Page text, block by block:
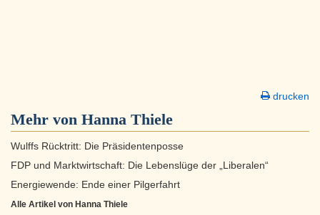
drucken
Mehr von Hanna Thiele
Wulffs Rücktritt: Die Präsidentenposse
FDP und Marktwirtschaft: Die Lebenslüge der „Liberalen“
Energiewende: Ende einer Pilgerfahrt
Alle Artikel von Hanna Thiele